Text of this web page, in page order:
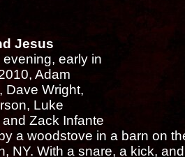
Jesus
evening, early in
Adam
Dave Wright,
Luke
Zack Infante
a woodstove in a barn on
NY. With a snare, a kick,